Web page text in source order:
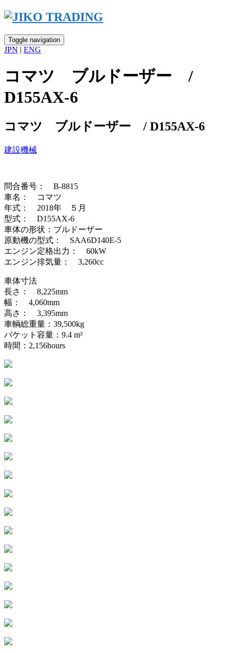
Skip
content
Toggle navigation
JPN | ENG
コマツ ブルドーザー /
D155AX-6
コマツ ブルドーザー / D155AX-6
建設機械
問合番号： B-8815
車名： コマツ
年式： 2018年 ５月
型式： D155AX-6
車体の形状：ブルドーザー
原動機の型式： SAA6D140E-5
エンジン定格出力： 60kW
エンジン排気量： 3,260cc
車体寸法
長さ： 8,225mm
幅： 4,060mm
高さ： 3,395mm
車輌総重量：39,500kg
バケット容量：9.4 m³
時間：2,156hours